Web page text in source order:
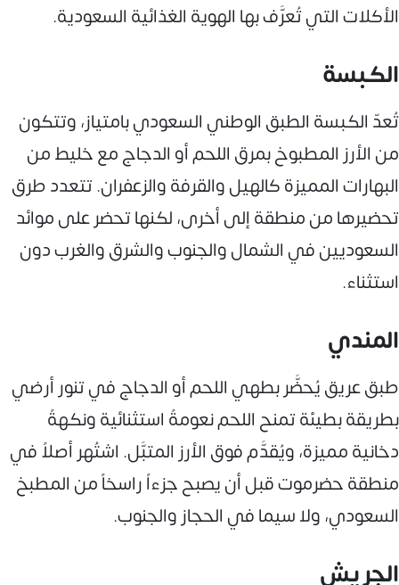
الأكلات التي تُعرَّف بها الهوية الغذائية السعودية.
الكبسة
تُعدّ الكبسة الطبق الوطني السعودي بامتياز، وتتكون
من الأرز المطبوخ بمرق اللحم أو الدجاج مع خليط من
البهارات المميزة كالهيل والقرفة والزعفران. تتعدد طرق
تحضيرها من منطقة إلى أخرى، لكنها تحضر على موائد
السعوديين في الشمال والجنوب والشرق والغرب دون
استثناء.
المندي
طبق عريق يُحضَّر بطهي اللحم أو الدجاج في تنور أرضي
بطريقة بطيئة تمنح اللحم نعومةً استثنائية ونكهةً
دخانية مميزة، ويُقدَّم فوق الأرز المتبَّل. اشتُهر أصلاً في
منطقة حضرموت قبل أن يصبح جزءاً راسخاً من المطبخ
السعودي، ولا سيما في الحجاز والجنوب.
الجريش